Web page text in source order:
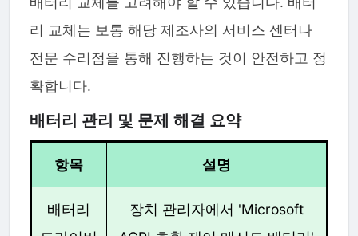
리 교체는 보통 해당 제조사의 서비스 센터나
전문 수리점을 통해 진행하는 것이 안전하고 정
확합니다.
배터리 관리 및 문제 해결 요약
항목 설명
배터리
장치 관리자에서 'Microsoft